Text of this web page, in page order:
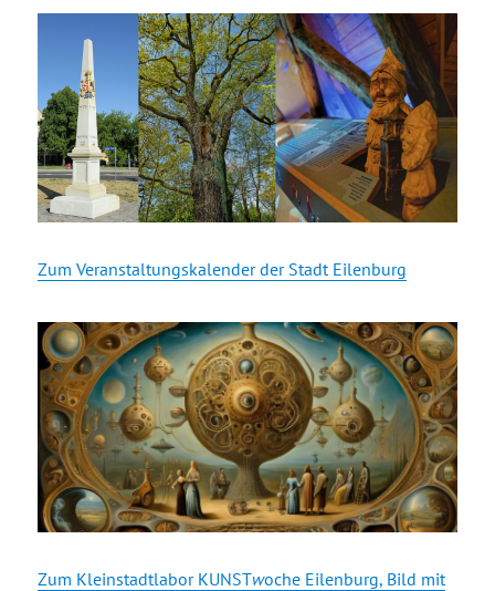
Zum Veranstaltungskalender der Stadt Eilenburg
Zum Kleinstadtlabor KUNSTwoche Eilenburg, Bild mit